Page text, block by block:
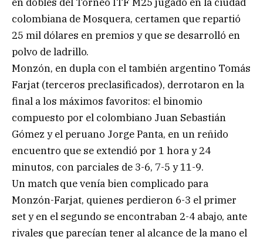
colombiana de Mosquera, certamen que repartió
25 mil dólares en premios y que se desarrolló en
polvo de ladrillo.
Monzón, en dupla con el también argentino Tomás
Farjat (terceros preclasificados), derrotaron en la
final a los máximos favoritos: el binomio
compuesto por el colombiano Juan Sebastián
Gómez y el peruano Jorge Panta, en un reñido
encuentro que se extendió por 1 hora y 24
minutos, con parciales de 3-6, 7-5 y 11-9.
Un match que venía bien complicado para
Monzón-Farjat, quienes perdieron 6-3 el primer
set y en el segundo se encontraban 2-4 abajo, ante
rivales que parecían tener al alcance de la mano el